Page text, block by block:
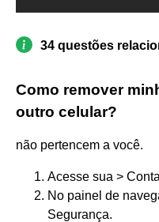
34 questões
Como remover
outro celular?
não pertencem a você.
Acesse sua >
No painel de
Segurança.